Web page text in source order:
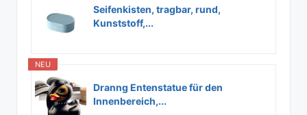
Seifenkisten, tragbar, rund,
Kunststoff,...
NEU
Dranng Entenstatue für den
Innenbereich,...